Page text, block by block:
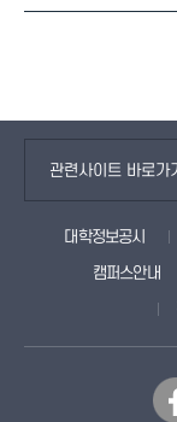
관련사이트 바로가기
대학정보공시
캠퍼스안내